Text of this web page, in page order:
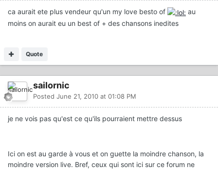
ca aurait ete plus vendeur qu'un my love besto of
au
moins on aurait eu un best of + des chansons inedites
Quote
sailornic
Posted June 21, 2010 at 01:08 PM
je ne vois pas qu'est ce qu'ils pourraient mettre dessus
Ici on est au garde à vous et on guette la moindre chanson, la
moindre version live. Bref, ceux qui sont ici sur ce forum ne